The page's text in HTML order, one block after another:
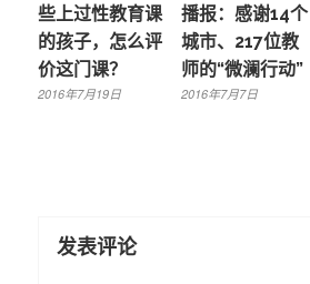
些上过性教育课
的孩子，怎么评
价这门课？
2016年7月19日
播报：感谢14个
城市、217位教
师的“微澜行动”
2016年7月7日
发表评论